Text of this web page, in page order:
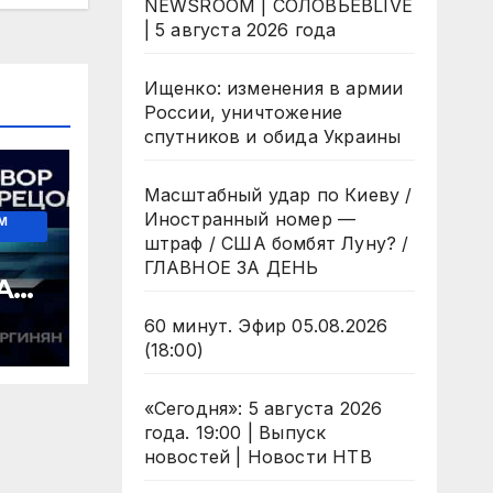
NEWSROOM | СОЛОВЬЁВLIVE
| 5 августа 2026 года
Ищенко: изменения в армии
России, уничтожение
спутников и обида Украины
Масштабный удар по Киеву /
Иностранный номер —
штраф / США бомбят Луну? /
ГЛАВНОЕ ЗА ДЕНЬ
60 минут. Эфир 05.08.2026
(18:00)
«Сегодня»: 5 августа 2026
года. 19:00 | Выпуск
новостей | Новости НТВ